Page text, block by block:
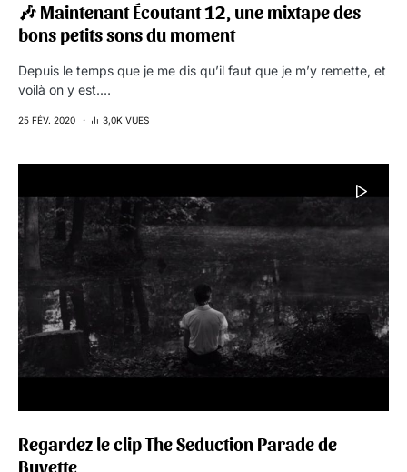
🎶 Maintenant Écoutant 12, une mixtape des
bons petits sons du moment
Depuis le temps que je me dis qu’il faut que je m’y remette, et
voilà on y est.…
25 FÉV. 2020 3,0K VUES
Regardez le clip The Seduction Parade de
Buvette